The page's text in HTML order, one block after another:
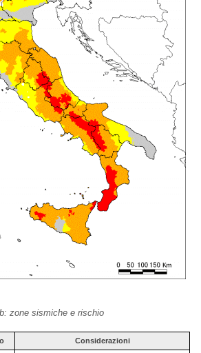
zone sismiche e rischio
Considerazioni